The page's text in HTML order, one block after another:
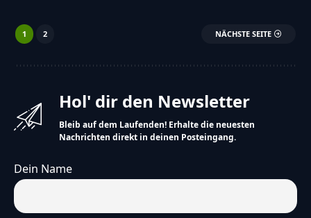
1 2 NÄCHSTE SEITE
Hol' dir den Newsletter
Bleib auf dem Laufenden! Erhalte die neuesten
Nachrichten direkt in deinen Posteingang.
Dein Name